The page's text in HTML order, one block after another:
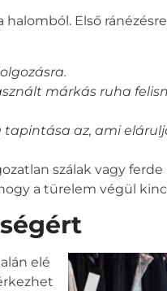
Első
márkás ruha
az, ami
szálak vagy ferde
a türelem végül
elé